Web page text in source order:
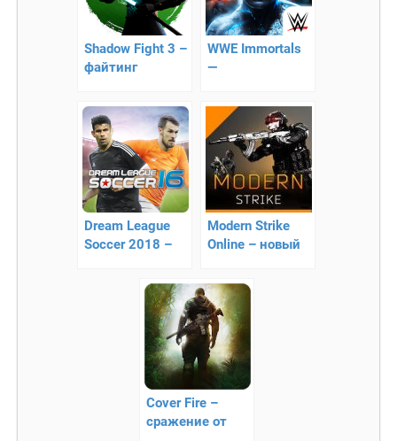
Shadow Fight 3 –
файтинг
WWE Immortals
—
файтинг
Dream League
Soccer 2018 –
футбольный
симулятор
Modern Strike
Online – новый
шутер!
Cover Fire –
сражение от